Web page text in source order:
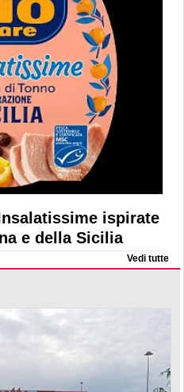
ispirate
e della Sicilia
Vedi tutte